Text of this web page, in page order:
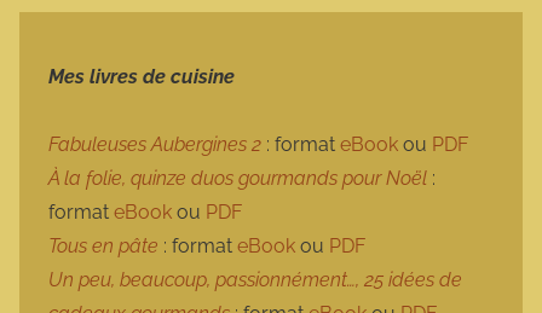
Mes livres de cuisine
Fabuleuses Aubergines 2 : format eBook ou PDF
À la folie, quinze duos gourmands pour Noël :
format eBook ou PDF
Tous en pâte : format eBook ou PDF
Un peu, beaucoup, passionnément…, 25 idées de